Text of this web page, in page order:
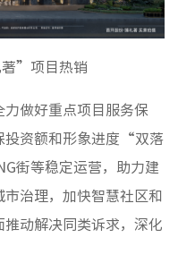
”项目热销
力做好重点项目服务保
投资额和形象进度“双落
街等稳定运营，助力建
治理，加快智慧社区和
动解决同类诉求，深化